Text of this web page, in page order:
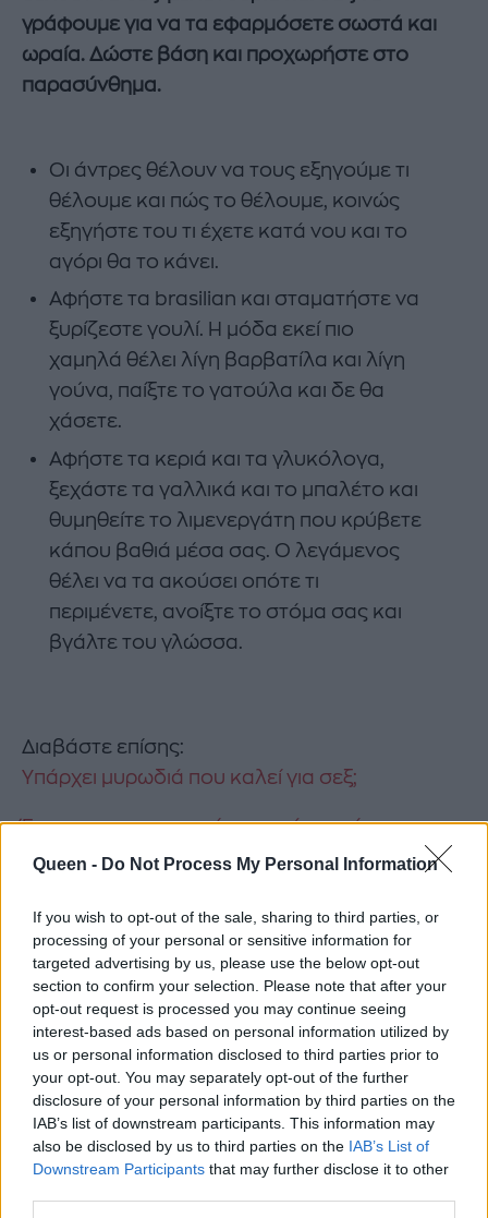
Queen - Do Not Process My Personal Information
If you wish to opt-out of the sale, sharing to third parties, or
processing of your personal or sensitive information for
targeted advertising by us, please use the below opt-out
section to confirm your selection. Please note that after your
opt-out request is processed you may continue seeing
interest-based ads based on personal information utilized by
us or personal information disclosed to third parties prior to
your opt-out. You may separately opt-out of the further
disclosure of your personal information by third parties on the
IAB’s list of downstream participants. This information may
also be disclosed by us to third parties on the IAB’s List of
Downstream Participants that may further disclose it to other
γράφουμε για να τα εφαρμόσετε σωστά και
ωραία. Δώστε βάση και προχωρήστε στο
παρασύνθημα.
Οι άντρες θέλουν να τους εξηγούμε τι
θέλουμε και πώς το θέλουμε, κοινώς
εξηγήστε του τι έχετε κατά νου και το
αγόρι θα το κάνει.
Αφήστε τα brasilian και σταματήστε να
ξυρίζεστε γουλί. Η μόδα εκεί πιο
χαμηλά θέλει λίγη βαρβατίλα και λίγη
γούνα, παίξτε το γατούλα και δε θα
χάσετε.
Αφήστε τα κεριά και τα γλυκόλογα,
ξεχάστε τα γαλλικά και το μπαλέτο και
θυμηθείτε το λιμενεργάτη που κρύβετε
κάπου βαθιά μέσα σας. Ο λεγάμενος
θέλει να τα ακούσει οπότε τι
περιμένετε, ανοίξτε το στόμα σας και
βγάλτε του γλώσσα.
Διαβάστε επίσης:
Υπάρχει μυρωδιά που καλεί για σεξ;
Έρευνα που μας ανοίγει τα μάτια: πόσα
εκατοστά μπορεί να επιμηκυνθεί ένα πέος;
Έρευνα που μας ξεσκεπάζει: γιατί οι γυναίκες
προτιμούν τους πρώην;
Έρευνα που προβλέπει: μεγαλώνετε με
πολλές γυναίκες στο περιβάλλον σας;
ξεχάστε την ερωτική σας ζωή
ΓΥΝΑΙΚΑ ΕΡΕΥΝΑ ΣΕΞ ΕΡΕΥΝΑ
ΕΡΕΥΝΕΣ ΣΕΞ GYNAIKA SEX SURVEYS